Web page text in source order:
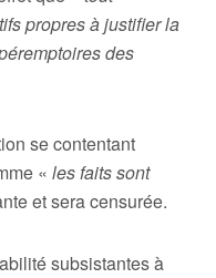
propres à justifier la
des
se contentant
« les faits sont
et sera censurée.
subsistantes à